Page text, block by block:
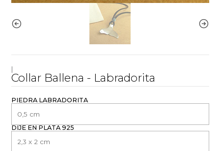
Collar Ballena - Labradorita
PIEDRA LABRADORITA
DIJE EN PLATA 925